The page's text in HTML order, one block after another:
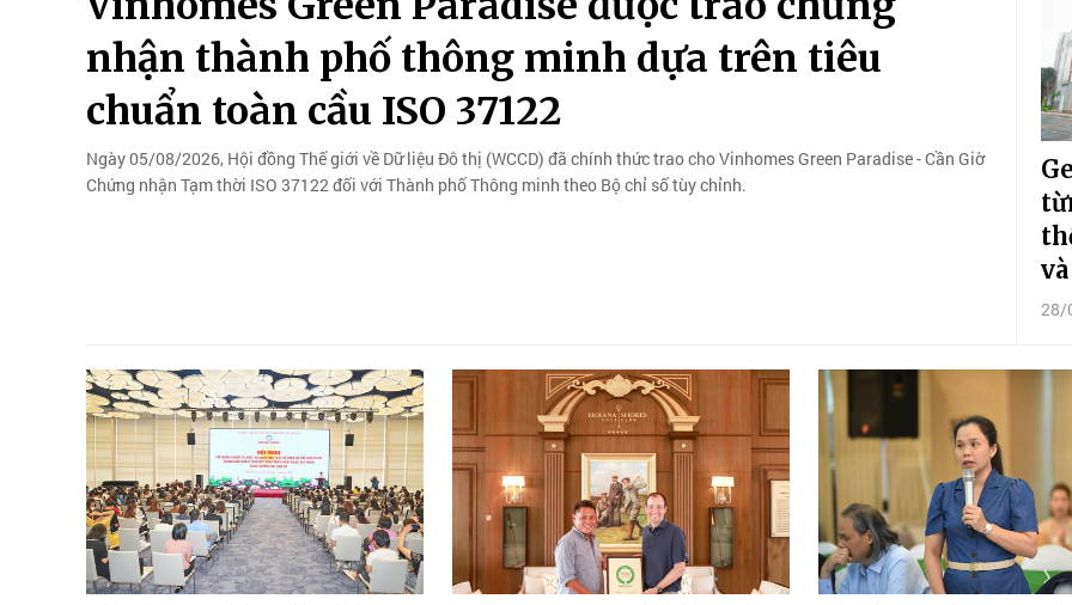
nhận thành phố thông minh dựa trên tiêu
chuẩn toàn cầu ISO 37122
Ngày 05/08/2026, Hội đồng Thế giới về Dữ liệu Đô thị (WCCD) đã chính thức trao cho Vinhomes Green Paradise - Cần Giờ
Chứng nhận Tạm thời ISO 37122 đối với Thành phố Thông minh theo Bộ chỉ số tùy chỉnh.
28/